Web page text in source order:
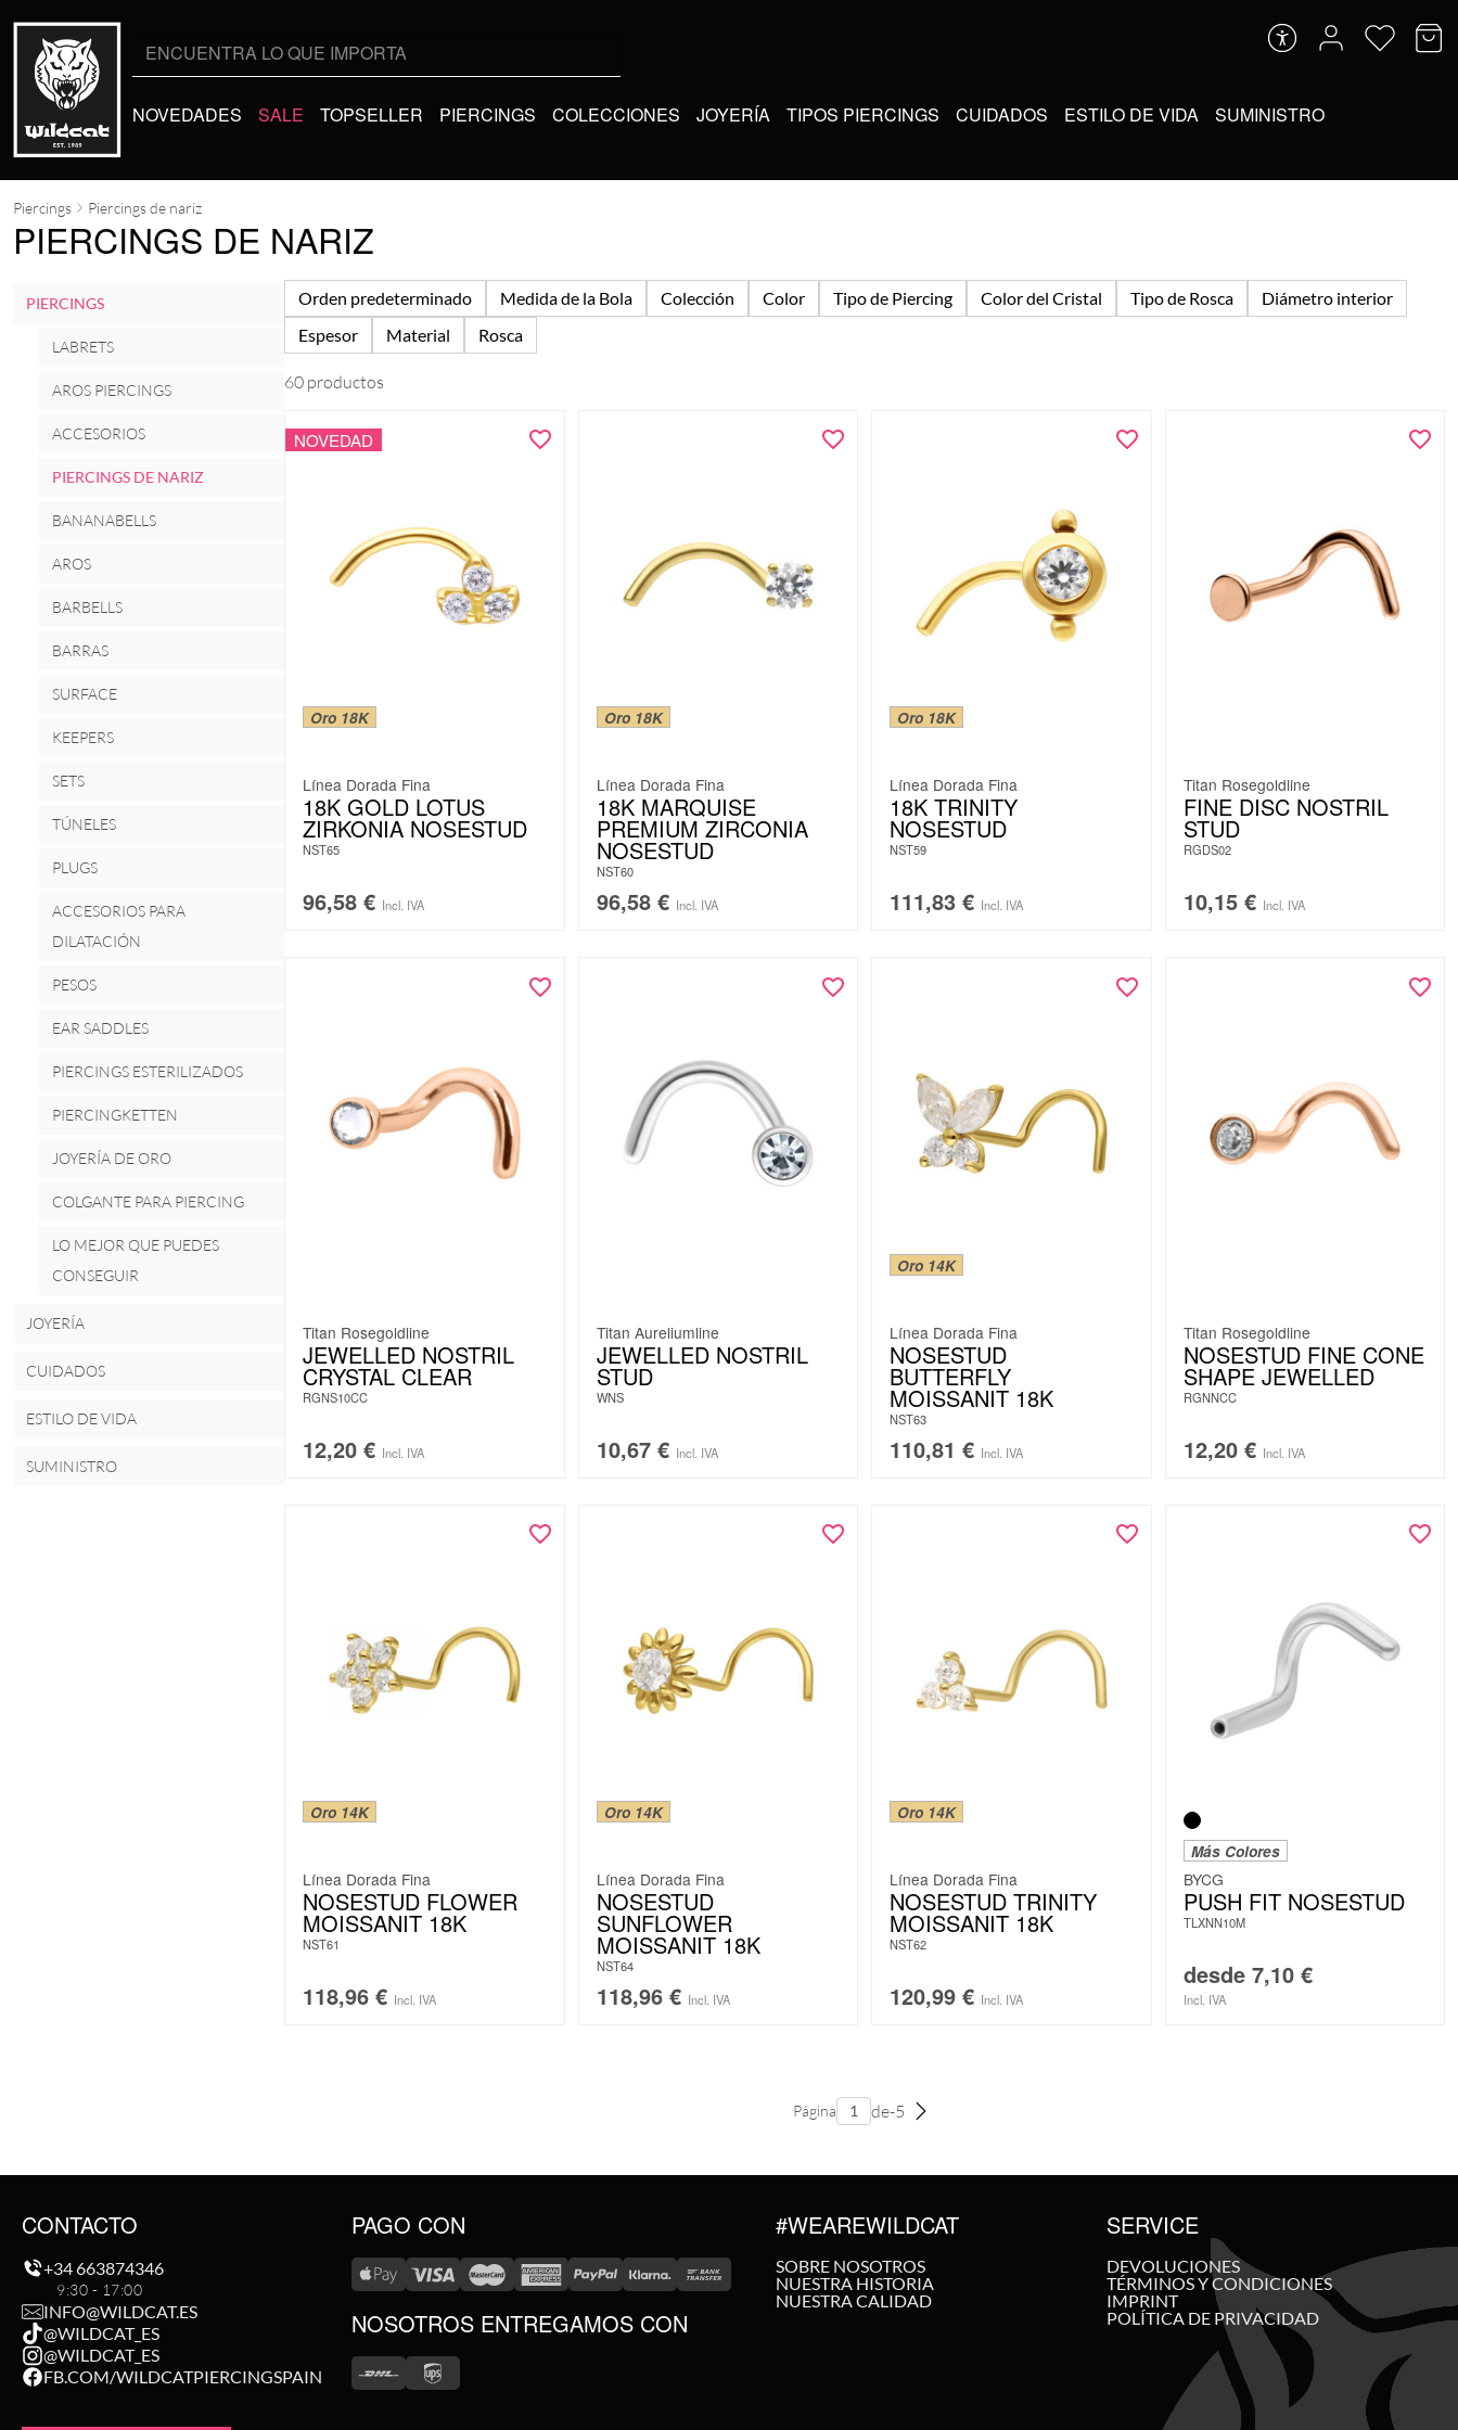
NOVEDADES SALE TOPSELLER PIERCINGS COLECCIONES JOYERÍA TIPOS PIERCINGS CUIDADOS ESTILO DE VIDA SUMINISTRO
Piercings Piercings de nariz
PIERCINGS DE NARIZ
PIERCINGS
LABRETS
AROS PIERCINGS
ACCESORIOS
PIERCINGS DE NARIZ
BANANABELLS
AROS
BARBELLS
BARRAS
SURFACE
KEEPERS
SETS
TÚNELES
PLUGS
ACCESORIOS PARA
DILATACIÓN
PESOS
EAR SADDLES
PIERCINGS ESTERILIZADOS
PIERCINGKETTEN
JOYERÍA DE ORO
COLGANTE PARA PIERCING
LO MEJOR QUE PUEDES
CONSEGUIR
JOYERÍA
CUIDADOS
ESTILO DE VIDA
SUMINISTRO
Orden predeterminado Medida de la Bola Colección Color Tipo de Piercing Color del Cristal Tipo de Rosca
Diámetro interior
Espesor
Material Rosca
60 productos
NOVEDAD
Oro 18K
Línea Dorada Fina
18K GOLD LOTUS
ZIRKONIA NOSESTUD
NST65
96,58 € Incl. IVA
Oro 18K
Línea Dorada Fina
18K MARQUISE
PREMIUM ZIRCONIA
NOSESTUD
NST60
96,58 € Incl. IVA
Oro 18K
Línea Dorada Fina
18K TRINITY
NOSESTUD
NST59
111,83 € Incl. IVA
Titan Rosegoldline
FINE DISC NOSTRIL
STUD
RGDS02
10,15 € Incl. IVA
Titan Rosegoldline
JEWELLED NOSTRIL
CRYSTAL CLEAR
RGNS10CC
12,20 € Incl. IVA
Titan Aureliumline
JEWELLED NOSTRIL
STUD
WNS
10,67 € Incl. IVA
Oro 14K
Línea Dorada Fina
NOSESTUD
BUTTERFLY
MOISSANIT 18K
NST63
110,81 € Incl. IVA
Titan Rosegoldline
NOSESTUD FINE CONE
SHAPE JEWELLED
RGNNCC
12,20 € Incl. IVA
Oro 14K
Línea Dorada Fina
NOSESTUD FLOWER
MOISSANIT 18K
NST61
118,96 € Incl. IVA
Oro 14K
Línea Dorada Fina
NOSESTUD
SUNFLOWER
MOISSANIT 18K
NST64
118,96 € Incl. IVA
Oro 14K
Línea Dorada Fina
NOSESTUD TRINITY
MOISSANIT 18K
NST62
120,99 € Incl. IVA
Más Colores
BYCG
PUSH FIT NOSESTUD
TLXNN10M
desde 7,10 €
Incl. IVA
Página de-5
CONTACTO
+34 663874346
9:30 - 17:00
INFO@WILDCAT.ES
@WILDCAT_ES
@WILDCAT_ES
FB.COM/WILDCATPIERCINGSPAIN
PAGO CON
NOSOTROS ENTREGAMOS CON
#WEAREWILDCAT
SOBRE NOSOTROS
NUESTRA HISTORIA
NUESTRA CALIDAD
SERVICE
DEVOLUCIONES
TÉRMINOS Y CONDICIONES
IMPRINT
POLÍTICA DE PRIVACIDAD